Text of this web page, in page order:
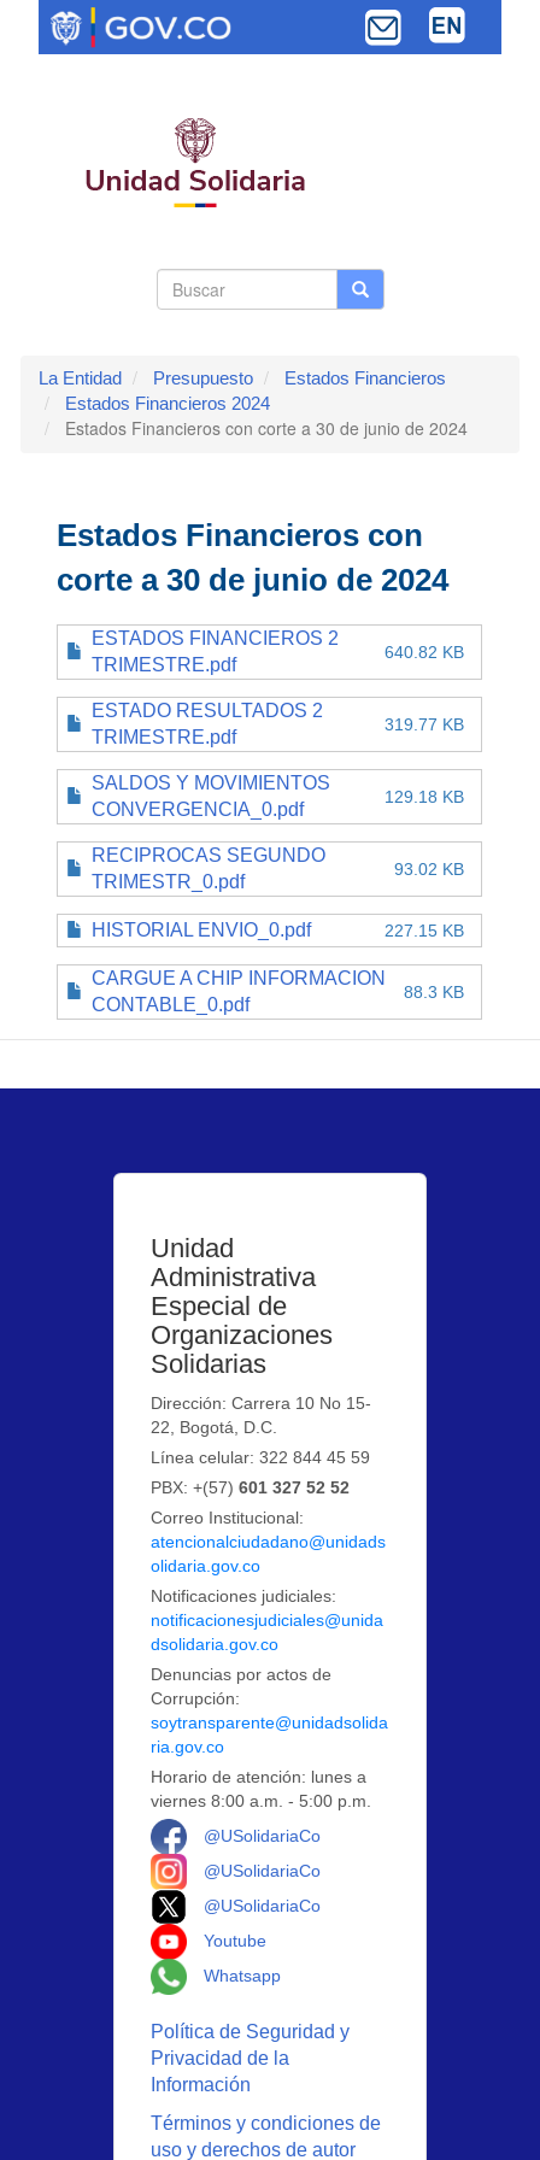
contenido
Buscar Buscar
La Entidad Presupuesto
Estados Financieros
Estados Financieros 2024
Estados Financieros con corte a 30 de junio de 2024
Estados Financieros con
corte a 30 de junio de 2024
ESTADOS FINANCIEROS 2
TRIMESTRE.pdf
640.82 KB
ESTADO RESULTADOS 2
TRIMESTRE.pdf
319.77 KB
SALDOS Y MOVIMIENTOS
CONVERGENCIA_0.pdf
129.18 KB
RECIPROCAS SEGUNDO
TRIMESTR_0.pdf
93.02 KB
HISTORIAL ENVIO_0.pdf 227.15 KB
CARGUE A CHIP INFORMACION
CONTABLE_0.pdf
88.3 KB
Unidad
Administrativa
Especial de
Organizaciones
Solidarias
Dirección: Carrera 10 No 15-
22, Bogotá, D.C.
Línea celular: 322 844 45 59
PBX: +(57)601 327 52 52
Correo Institucional:
atencionalciudadano@unidads
olidaria.gov.co
Notificaciones judiciales:
notificacionesjudiciales@unida
dsolidaria.gov.co
Denuncias por actos de
Corrupción:
soytransparente@unidadsolida
ria.gov.co
Horario de atención: lunes a
viernes 8:00 a.m. - 5:00 p.m.
@USolidariaCo
@USolidariaCo
@USolidariaCo
Youtube
Whatsapp
Política de Seguridad y
Privacidad de la
Información
Términos y condiciones de
uso y derechos de autor